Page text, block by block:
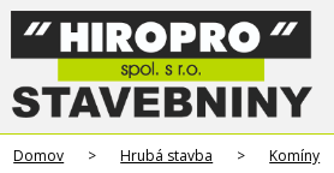
Domov > Hrubá stavba > Komíny